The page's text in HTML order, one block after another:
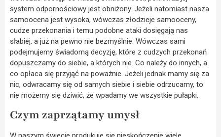
system odpornościowy jest obniżony. Jeżeli natomiast nasza
samoocena jest wysoka, wówczas złodzieje samooceny,
cudze przekonania i temu podobne ataki dosięgają nas
słabiej, a już na pewno nie bezmyślnie. Wówczas sami
podejmujemy świadomą decyzję, które z cudzych przekonań
dopuszczamy do siebie, a których nie. Co należy do innych, a
co opłaca się przyjąć na poważnie. Jeżeli jednak mamy się za
nic, odwracamy się od samych siebie i siebie odrzucamy, to
nie możemy się dziwić, że wpadamy we wszystkie pułapki.
Czym zaprzątamy umysł